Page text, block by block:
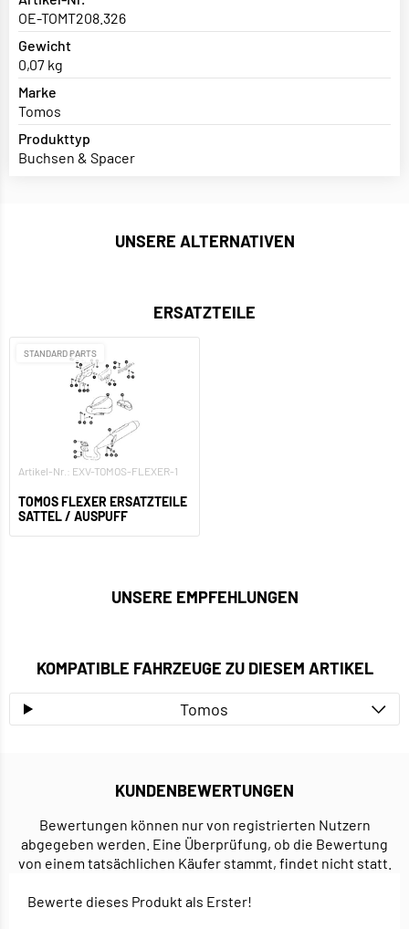
OE-TOMT208.326
Gewicht
0,07 kg
Marke
Tomos
Produkttyp
Buchsen & Spacer
UNSERE ALTERNATIVEN
ERSATZTEILE
STANDARD PARTS
Artikel-Nr.: EXV-TOMOS-FLEXER-1
TOMOS FLEXER ERSATZTEILE
SATTEL / AUSPUFF
UNSERE EMPFEHLUNGEN
KOMPATIBLE FAHRZEUGE ZU DIESEM ARTIKEL
Tomos
KUNDENBEWERTUNGEN
Bewertungen können nur von registrierten Nutzern
abgegeben werden. Eine Überprüfung, ob die Bewertung
von einem tatsächlichen Käufer stammt, findet nicht statt.
Bewerte dieses Produkt als Erster!